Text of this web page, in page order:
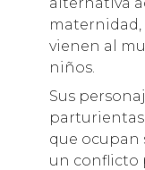
maternidad,
vienen al
niños.
Sus
que ocupan
un conflicto